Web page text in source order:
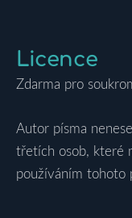
Licence
Zdarma pro
Autor písma
třetích osob, které
používáním tohoto